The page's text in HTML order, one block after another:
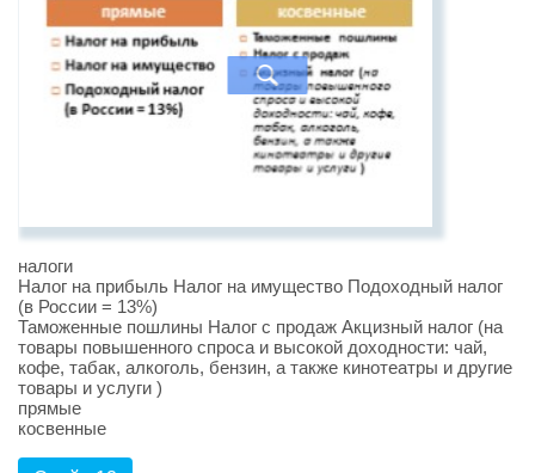
налоги
Налог на прибыль Налог на имущество Подоходный налог
(в России = 13%)
Таможенные пошлины Налог с продаж Акцизный налог (на
товары повышенного спроса и высокой доходности: чай,
кофе, табак, алкоголь, бензин, а также кинотеатры и другие
товары и услуги )
прямые
косвенные